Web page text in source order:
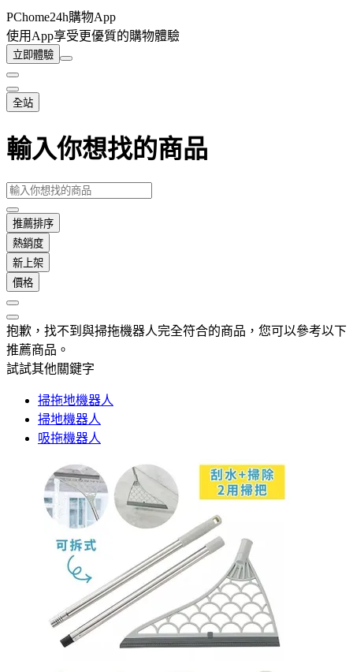
PChome24h購物App
使用App享受更優質的購物體驗
立即體驗
全站
輸入你想找的商品
推薦排序
熱銷度
新上架
價格
抱歉， 找不到與掃拖機器人完全符合的商品，您可以參考以下
推薦商品 。
試試其他關鍵字
掃拖地機器人
掃地機器人
吸拖機器人